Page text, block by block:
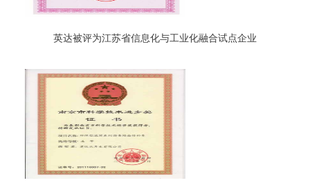
英达被评为江苏省信息化与工业化融合试点企业